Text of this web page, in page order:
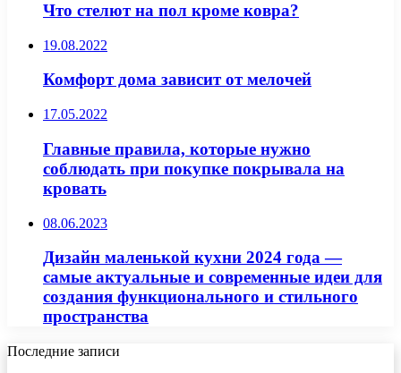
Что стелют на пол кроме ковра?
19.08.2022
Комфорт дома зависит от мелочей
17.05.2022
Главные правила, которые нужно
соблюдать при покупке покрывала на
кровать
08.06.2023
Дизайн маленькой кухни 2024 года —
самые актуальные и современные идеи для
создания функционального и стильного
пространства
Последние записи